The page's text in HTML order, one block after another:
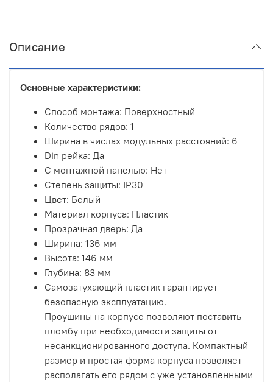
Описание
Основные характеристики:
Способ монтажа: Поверхностный
Количество рядов: 1
Ширина в числах модульных расстояний: 6
Din рейка: Да
С монтажной панелью: Нет
Степень защиты: IP30
Цвет: Белый
Материал корпуса: Пластик
Прозрачная дверь: Да
Ширина: 136 мм
Высота: 146 мм
Глубина: 83 мм
Самозатухающий пластик гарантирует
безопасную эксплуатацию.
Проушины на корпусе позволяют поставить
пломбу при необходимости защиты от
несанкционированного доступа. Компактный
размер и простая форма корпуса позволяет
располагать его рядом с уже установленными